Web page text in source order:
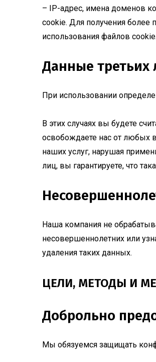
– IP-адрес, имена доменов
cookie. Для получения более
использования файлов cookie.
Данные третьих
При использовании
В этих случаях вы будете
освобождаете нас от любых
наших услуг, нарушая
лиц, вы гарантируете, что
Наша компания не
несовершеннолетних или
удаления таких данных.
ЦЕЛИ, МЕТОДЫ И
Доброльно
Мы обязуемся защищать